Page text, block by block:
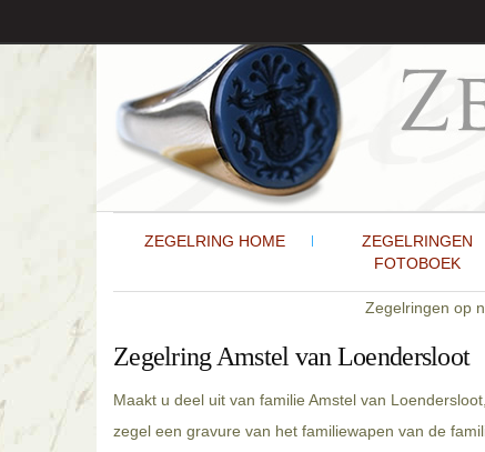
ZEGELRING HOME
ZEGELRINGEN
FOTOBOEK
Zegelringen op
Zegelring Amstel van Loendersloot
Maakt u deel uit van familie Amstel van
zegel een gravure van het familiewapen van de